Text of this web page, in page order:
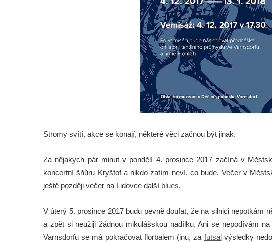
Stromy svítí, akce se konají, některé věci začnou být jinak.
Za nějakých pár minut v pondělí 4. prosince 2017 začíná v
koncertní šňůru Kryštof a nikdo zatím neví, co bude. Večer v
ještě později večer na Lidovce další blues.
V úterý 5. prosince 2017 budu pevně doufat, že na silnici nepotkám
a zpět si neužiji žádnou mikulášskou nadílku. Ani se nepodívám
Varnsdorfu se má pokračovat florbalem (inu, za futsalvýsledky